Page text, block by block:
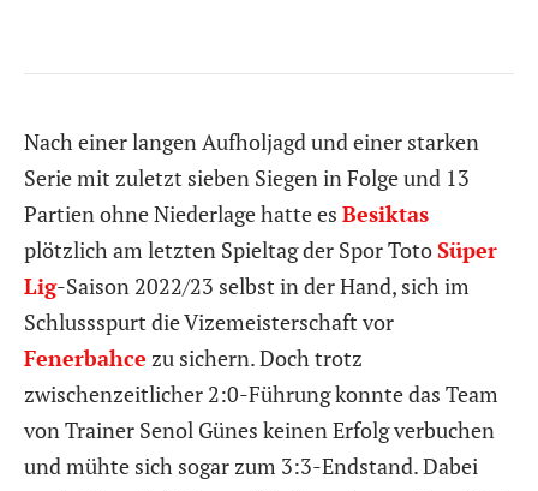
Nach einer langen Aufholjagd und einer starken
Serie mit zuletzt sieben Siegen in Folge und 13
Partien ohne Niederlage hatte es Besiktas
plötzlich am letzten Spieltag der Spor TotoSüper
Lig-Saison 2022/23 selbst in der Hand, sich im
Schlussspurt die Vizemeisterschaft vor
Fenerbahce zu sichern. Doch trotz
zwischenzeitlicher 2:0-Führung konnte das Team
von Trainer Senol Günes keinen Erfolg verbuchen
und mühte sich sogar zum 3:3-Endstand. Dabei